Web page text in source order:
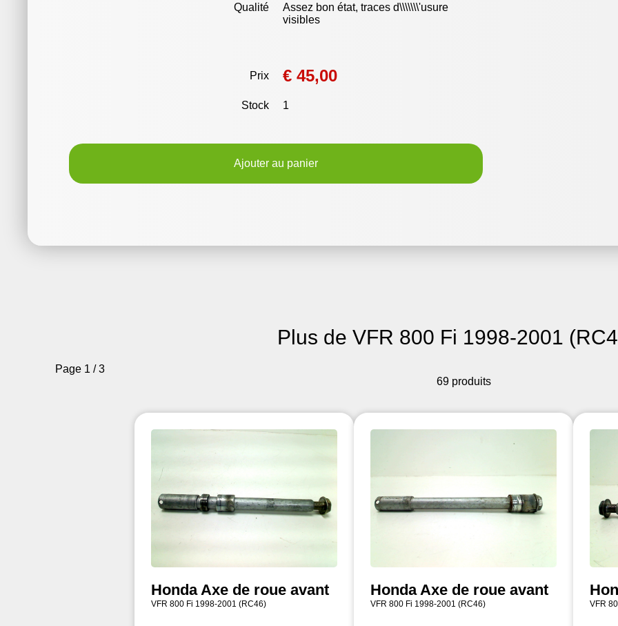
Qualité
Assez bon état, traces d\\\\\\\'usure
visibles
Prix € 45,00
Stock 1
Ajouter au panier
Plus de VFR 800 Fi 1998-2001
Page 1 / 3
69 produits
Honda Axe de roue avant
VFR 800 Fi 1998-2001 (RC46)
Honda Axe de roue avant
VFR 800 Fi 1998-2001 (RC46) VFR